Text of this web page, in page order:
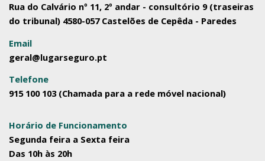
Rua do Calvário nº 11, 2º andar - consultório 9 (traseiras
do tribunal) 4580-057 Castelões de Cepêda - Paredes
Email
geral@lugarseguro.pt
Telefone
915 100 103 (Chamada para a rede móvel nacional)
Horário de Funcionamento
Segunda feira a Sexta feira
Das 10h às 20h